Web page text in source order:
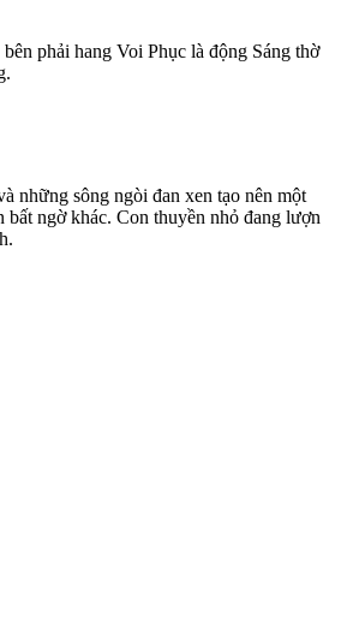
phải hang Voi Phục là động Sáng thờ
những sông ngòi đan xen tạo nên một
ngờ khác. Con thuyền nhỏ đang lượn